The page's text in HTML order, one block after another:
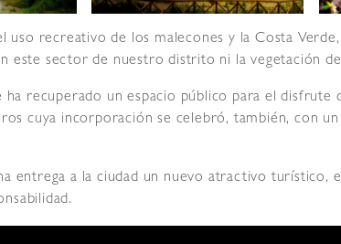
uso recreativo de los malecones y la Costa
este sector de nuestro distrito ni la vegetación
ha recuperado un espacio público para el disfrute
cuya incorporación se celebró, también, con
entrega a la ciudad un nuevo atractivo turístico,